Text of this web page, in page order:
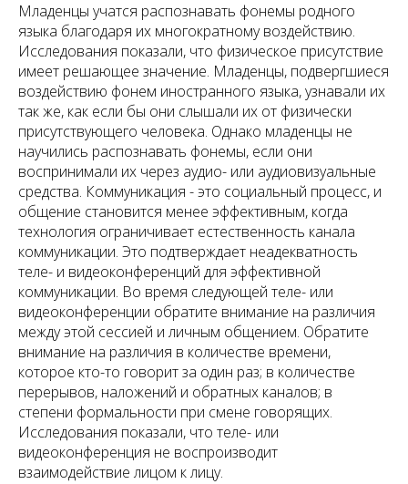
Младенцы учатся распознавать фонемы родного
языка благодаря их многократному воздействию.
Исследования показали, что физическое присутствие
имеет решающее значение. Младенцы, подвергшиеся
воздействию фонем иностранного языка, узнавали их
так же, как если бы они слышали их от физически
присутствующего человека. Однако младенцы не
научились распознавать фонемы, если они
воспринимали их через аудио- или аудиовизуальные
средства. Коммуникация - это социальный процесс, и
общение становится менее эффективным, когда
технология ограничивает естественность канала
коммуникации. Это подтверждает неадекватность
теле- и видеоконференций для эффективной
коммуникации. Во время следующей теле- или
видеоконференции обратите внимание на различия
между этой сессией и личным общением. Обратите
внимание на различия в количестве времени,
которое кто-то говорит за один раз; в количестве
перерывов, наложений и обратных каналов; в
степени формальности при смене говорящих.
Исследования показали, что теле- или
видеоконференция не воспроизводит
взаимодействие лицом к лицу.